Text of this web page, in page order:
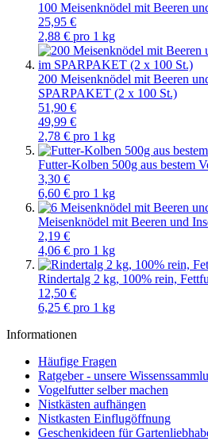
100 Meisenknödel mit Beeren
25,95 €
2,88 € pro 1 kg
200 Meisenknödel mit Beeren
SPARPAKET (2 x 100 St.)
51,90 €
49,99 €
2,78 € pro 1 kg
Futter-Kolben 500g aus bestem
3,30 €
6,60 € pro 1 kg
Meisenknödel mit Beeren und
2,19 €
4,06 € pro 1 kg
Rindertalg 2 kg, 100% rein,
12,50 €
6,25 € pro 1 kg
Informationen
Häufige Fragen
Ratgeber - unsere
Vogelfutter selber machen
Nistkästen aufhängen
Nistkasten Einflugöffnung
Geschenkideen für